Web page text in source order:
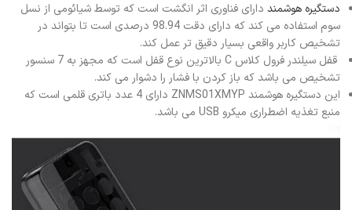
دستگیره هوشمند دارای فناوری اثر انگشت است که توسط شیائومی از نسل
سوم استفاده می کند که دارای دقت 98.94 درصدی است تا بتواند در
تشخیص کاربر واقعی بسیار دقیق تر عمل کند.
قفل سیلندر فرول کلاس C بالاترین نوع قفل است که مجهز به 7 سنسور
تشخیص می باشد که باز کردن با فشار را دشوار می کند.
این دستگیره هوشمند ZNMS01XMYP دارای 4 عدد باتری قلمی است که
منبع تغذیه اضطراری میکرو USB می باشد.